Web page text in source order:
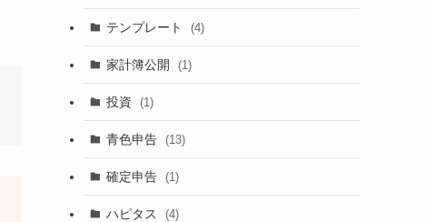
テンプレート (4)
家計簿公開 (1)
投資 (1)
青色申告 (13)
確定申告 (1)
ハピタス (4)